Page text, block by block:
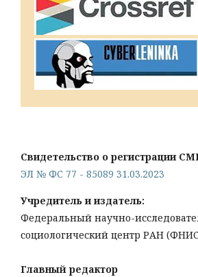
Свидетельство о регистрации
ЭЛ № ФС 77 - 85089 31.03.2023
Учредитель и издатель:
Федеральный научно-
социологический центр РАН
Главный редактор